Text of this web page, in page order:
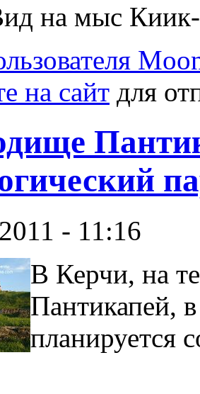
на мыс
на сайт для
- 11:16
В Керчи, на
Пантикапей,
планируется